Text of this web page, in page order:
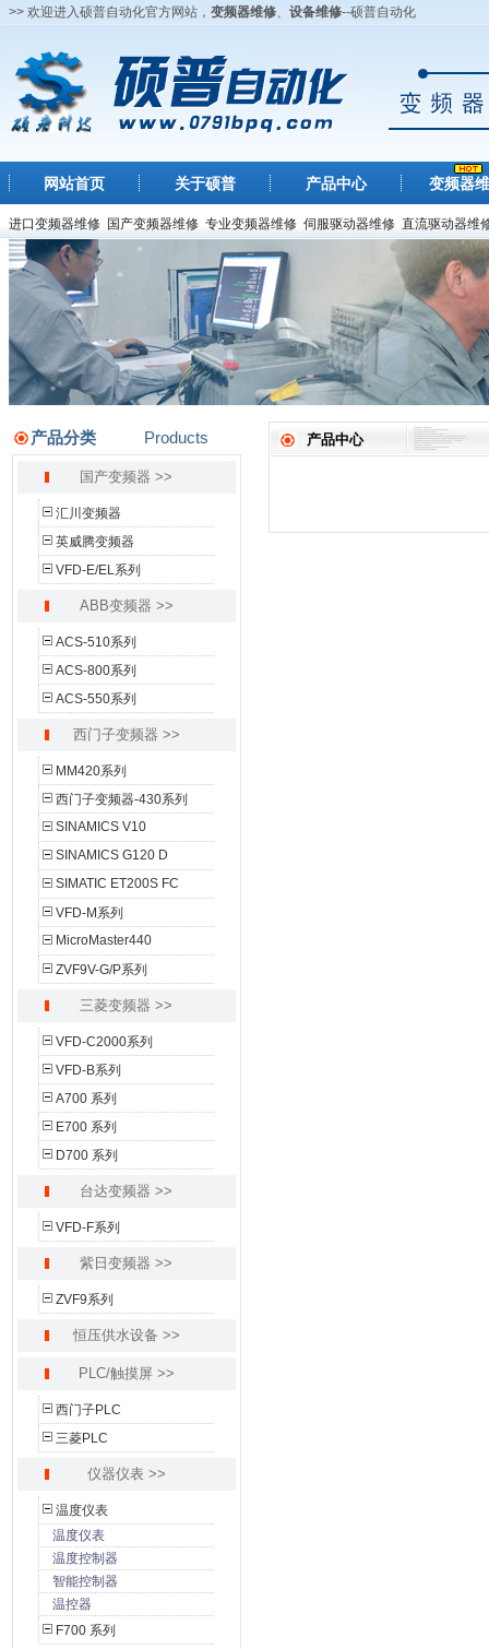
>> 欢迎进入硕普自动化官方网站， 变频器维修、 设备维修--硕普自动化
网站首页 关于硕普 产品中心 变频器
进口变频器维修 国产变频器维修 专业变频器维修 伺服驱动器维修 直流驱动器维
产品分类 Products
国产变频器 >>
汇川变频器
英威腾变频器
VFD-E/EL系列
ABB变频器 >>
ACS-510系列
ACS-800系列
ACS-550系列
西门子变频器 >>
MM420系列
西门子变频器-430系列
SINAMICS V10
SINAMICS G120 D
SIMATIC ET200S FC
VFD-M系列
MicroMaster440
ZVF9V-G/P系列
三菱变频器 >>
VFD-C2000系列
VFD-B系列
A700 系列
E700 系列
D700 系列
台达变频器 >>
VFD-F系列
紫日变频器 >>
ZVF9系列
恒压供水设备 >>
PLC/触摸屏 >>
西门子PLC
三菱PLC
仪器仪表 >>
温度仪表
温度仪表
温度控制器
智能控制器
温控器
F700 系列
产品中心